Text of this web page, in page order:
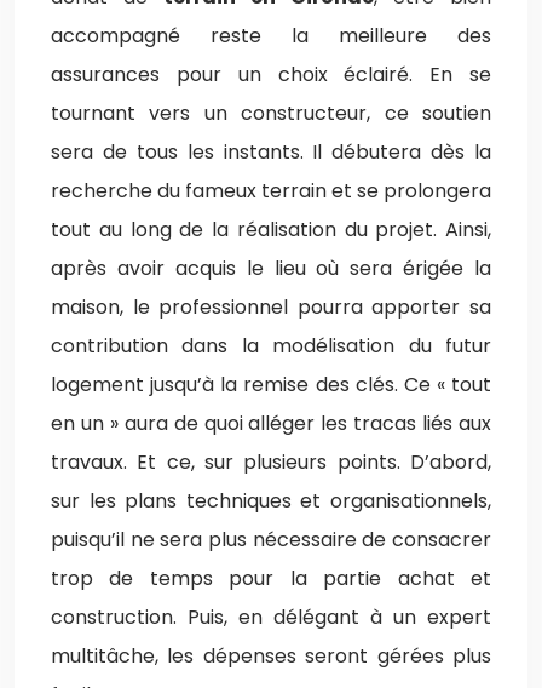
accompagné reste la meilleure des
assurances pour un choix éclairé. En se
tournant vers un constructeur, ce soutien
sera de tous les instants. Il débutera dès la
recherche du fameux terrain et se prolongera
tout au long de la réalisation du projet. Ainsi,
après avoir acquis le lieu où sera érigée la
maison, le professionnel pourra apporter sa
contribution dans la modélisation du futur
logement jusqu’à la remise des clés. Ce « tout
en un » aura de quoi alléger les tracas liés aux
travaux. Et ce, sur plusieurs points. D’abord,
sur les plans techniques et organisationnels,
puisqu’il ne sera plus nécessaire de consacrer
trop de temps pour la partie achat et
construction. Puis, en délégant à un expert
multitâche, les dépenses seront gérées plus